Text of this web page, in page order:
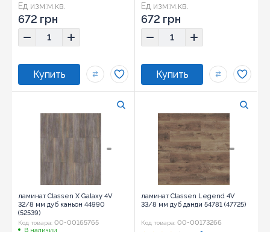
Ед изм:м.кв.
672 грн
Ед изм:м.кв.
672 грн
ламинат Classen X Galaxy 4V
32/8 мм дуб каньон 44990
(52539)
Код товара: 00-00165765
В наличии
ламинат Classen Legend 4V
33/8 мм дуб данди 54781 (47725)
Код товара: 00-00173266